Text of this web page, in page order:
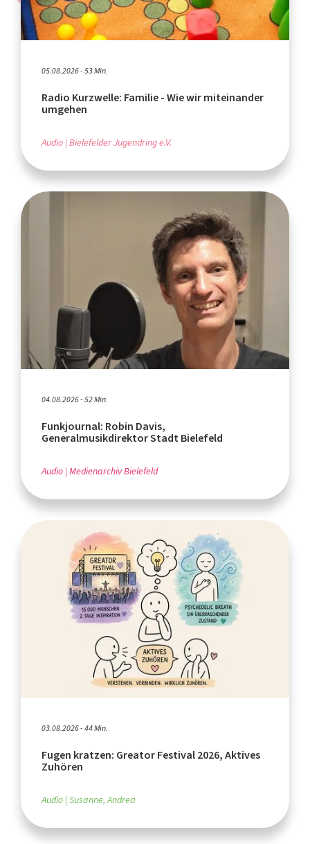
05.08.2026 - 53 Min.
Radio Kurzwelle: Familie - Wie wir miteinander
umgehen
Audio Bielefelder Jugendring e.V.
04.08.2026 - 52 Min.
Funkjournal: Robin Davis,
Generalmusikdirektor Stadt Bielefeld
Audio Medienarchiv Bielefeld
03.08.2026 - 44 Min.
Fugen kratzen: Greator Festival 2026, Aktives
Zuhören
Audio Susanne, Andrea